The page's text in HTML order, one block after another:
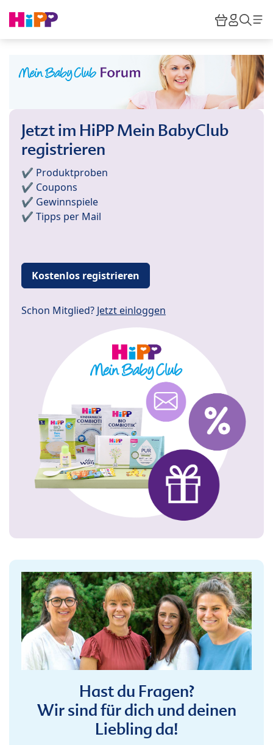
HiPP
Jetzt im HiPP Mein BabyClub
registrieren
✔️ Produktproben
✔️ Coupons
✔️ Gewinnspiele
✔️ Tipps per Mail
Kostenlos registrieren
Schon Mitglied? Jetzt einloggen
Hast du Fragen?
Wir sind für dich und deinen
Liebling da!